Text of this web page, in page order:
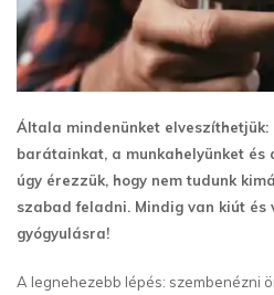
Általa mindenünket elveszíthetjük:
barátainkat, a munkahelyünket és
úgy érezzük, hogy nem tudunk
szabad feladni. Mindig van kiút és
gyógyulásra!
A legnehezebb lépés: szembenézni